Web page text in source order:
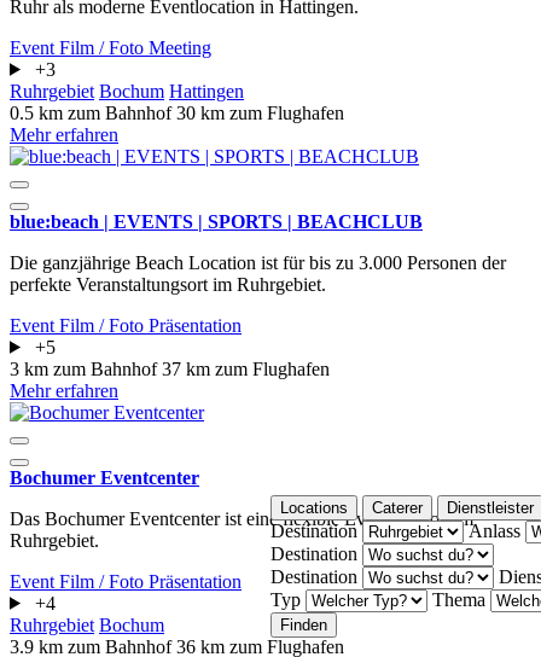
Locations Caterer Dienstleister
Destination
Anlass
Destination
Destination
Typ
Thema
Finden
Ruhr als moderne Eventlocation in Hattingen.
Event Film / Foto Meeting
+3
Ruhrgebiet Bochum Hattingen
0.5 km zum Bahnhof30 km zum Flughafen
Mehr erfahren
blue:beach | EVENTS | SPORTS | BEACHCLUB
Die ganzjährige Beach Location ist für bis zu 3.000 Personen der
perfekte Veranstaltungsort im Ruhrgebiet.
Event Film / Foto Präsentation
+5
3 km zum Bahnhof37 km zum Flughafen
Mehr erfahren
Bochumer Eventcenter
Das Bochumer Eventcenter ist eine flexible Eventlocation im
Ruhrgebiet.
Event Film / Foto Präsentation
+4
Ruhrgebiet Bochum
3.9 km zum Bahnhof36 km zum Flughafen